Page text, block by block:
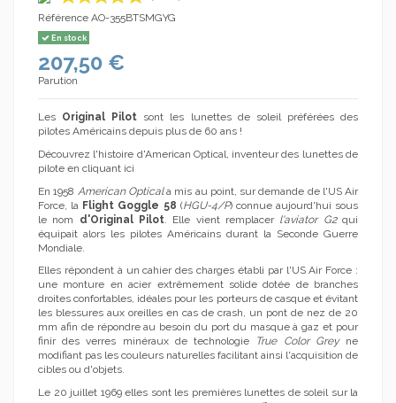
(1 avis)
Référence AO-355BTSMGYG
En stock
207,50 €
Parution
Les Original Pilot sont les lunettes de soleil préférées des
pilotes Américains depuis plus de 60 ans !
Découvrez l'histoire d'American Optical, inventeur des lunettes de
pilote en cliquant ici
En 1958 American Opticala mis au point, sur demande de l'US Air
Force, la Flight Goggle 58 (HGU-4/P) connue aujourd'hui sous
le nom d'Original Pilot . Elle vient remplacer l'aviator G2qui
équipait alors les pilotes Américains durant la Seconde Guerre
Mondiale.
Elles répondent à un cahier des charges établi par l'US Air Force :
une monture en acier extrêmement solide dotée de branches
droites confortables, idéales pour les porteurs de casque et évitant
les blessures aux oreilles en cas de crash, un pont de nez de 20
mm afin de répondre au besoin du port du masque à gaz et pour
finir des verres minéraux de technologie
True Color Greyne
modifiant pas les couleurs naturelles facilitant ainsi l'acquisition de
cibles ou d'objets.
Le 20 juillet 1969 elles sont les premières lunettes de soleil sur la